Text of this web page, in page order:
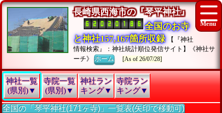
長崎県西海市の『琴平神社』
全国のお寺
と神社157,167箇所収録
【『神社
情報検索』：神社統計順位発信サイト】《神社サ
ーチ》ホーム [As of 26/07/28]
神社一覧
(県別)▼
寺院一覧
(県別)▼
神社ラン
キング▼
寺院ラン
キング▼
全国の「琴平神社(171ヶ寺)」一覧表(矢印で移動可)